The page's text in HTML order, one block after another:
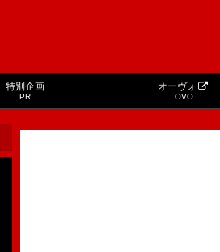
特別企画
PR
オーヴォ
OVO